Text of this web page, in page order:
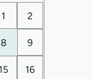
1 2
8 9
16